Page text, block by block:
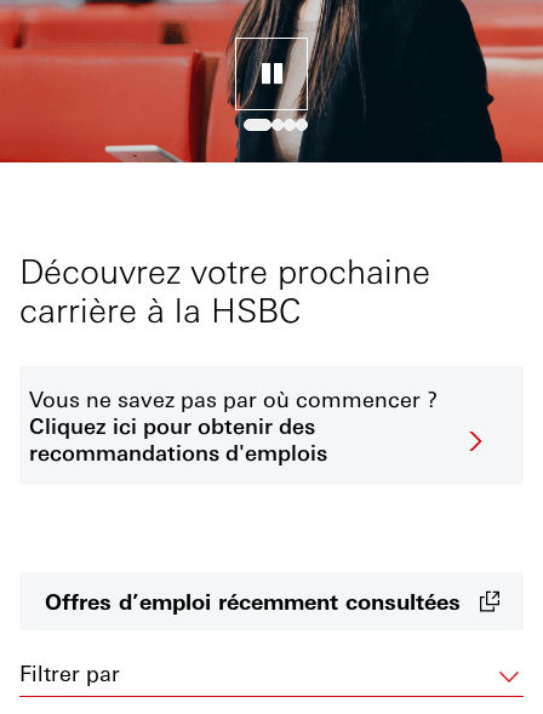
Découvrez votre prochaine
carrière à la HSBC
Vous ne savez pas par où commencer ?
Cliquez ici pour obtenir des
recommandations d'emplois
Offres d’emploi récemment consultées
Filtrer par